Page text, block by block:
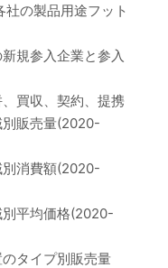
社の製品用途フット
規参入企業と参入
買収、契約、提携
別販売量(2020-
別消費額(2020-
別平均価格(2020-
タイプ別販売量